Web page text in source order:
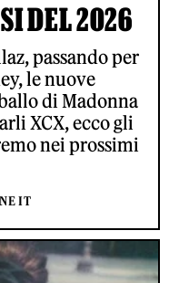
DEL 2026
passando per
le nuove
di Madonna
XCX, ecco gli
nei prossimi
IT